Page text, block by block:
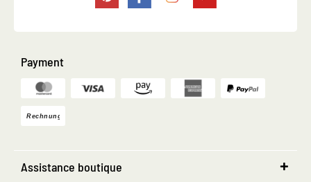
Payment
Assistance boutique